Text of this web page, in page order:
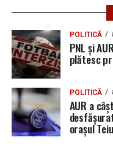
POLITICĂ
PNL și
plătesc
POLITICĂ
AUR a
orașul